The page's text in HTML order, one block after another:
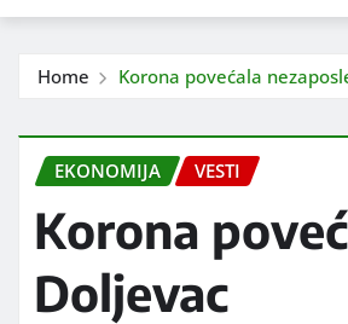
Home Korona povećala
EKONOMIJA VESTI
Korona
Doljevac